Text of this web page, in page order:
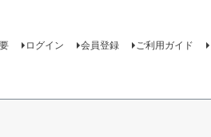
ログイン 会員登録 ご利用ガイド